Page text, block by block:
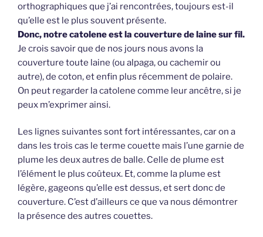
orthographiques que j’ai rencontrées, toujours est-il
qu’elle est le plus souvent présente.
Donc, notre catolene est la couverture de laine sur fil.
Je crois savoir que de nos jours nous avons la
couverture toute laine (ou alpaga, ou cachemir ou
autre), de coton, et enfin plus récemment de polaire.
On peut regarder la catolene comme leur ancêtre, si je
peux m’exprimer ainsi.
Les lignes suivantes sont fort intéressantes, car on a
dans les trois cas le terme couette mais l’une garnie de
plume les deux autres de balle. Celle de plume est
l’élément le plus coûteux. Et, comme la plume est
légère, gageons qu’elle est dessus, et sert donc de
couverture. C’est d’ailleurs ce que va nous démontrer
la présence des autres couettes.